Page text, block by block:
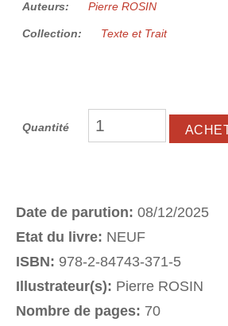
Auteurs: Pierre ROSIN
Collection: Texte et Trait
Quantité
Date de parution: 08/12/2025
Etat du livre: NEUF
ISBN: 978-2-84743-371-5
Illustrateur(s): Pierre ROSIN
Nombre de pages: 70